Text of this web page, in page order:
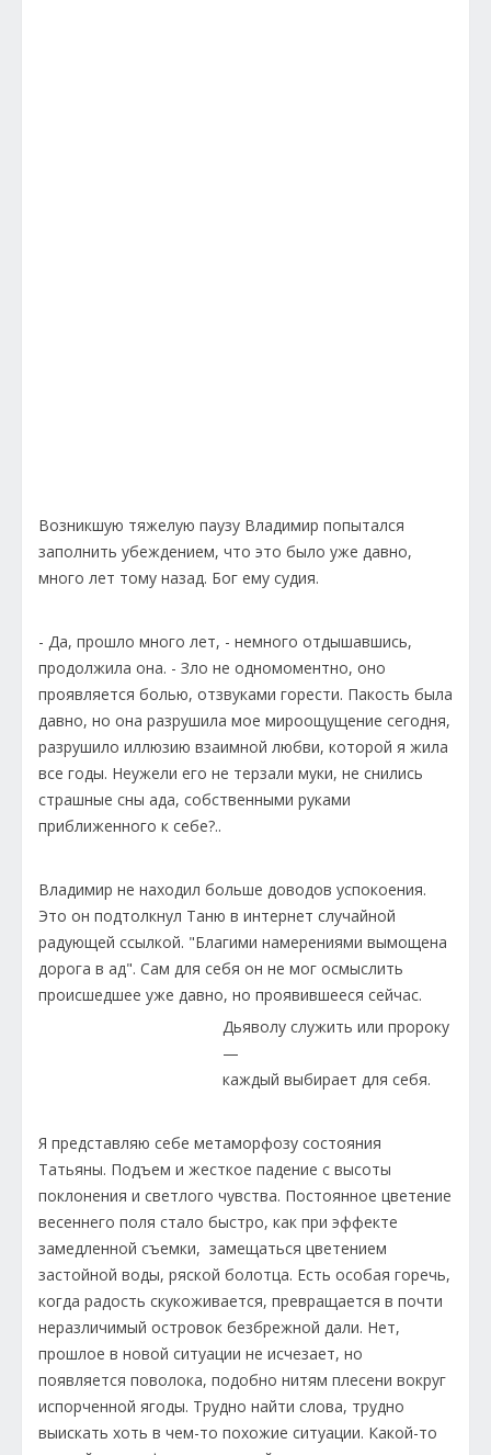
Возникшую тяжелую паузу Владимир попытался
заполнить убеждением, что это было уже давно,
много лет тому назад. Бог ему судия.
- Да, прошло много лет, - немного отдышавшись,
продолжила она. - Зло не одномоментно, оно
проявляется болью, отзвуками горести. Пакость была
давно, но она разрушила мое мироощущение сегодня,
разрушило иллюзию взаимной любви, которой я жила
все годы. Неужели его не терзали муки, не снились
страшные сны ада, собственными руками
приближенного к себе?..
Владимир не находил больше доводов успокоения.
Это он подтолкнул Таню в интернет случайной
радующей ссылкой. "Благими намерениями вымощена
дорога в ад". Сам для себя он не мог осмыслить
происшедшее уже давно, но проявившееся сейчас.
Дьяволу служить или пророку
—
каждый выбирает для себя.
Я представляю себе метаморфозу состояния
Татьяны. Подъем и жесткое падение с высоты
поклонения и светлого чувства. Постоянное цветение
весеннего поля стало быстро, как при эффекте
замедленной съемки, замещаться цветением
застойной воды, ряской болотца. Есть особая горечь,
когда радость скукоживается, превращается в почти
неразличимый островок безбрежной дали. Нет,
прошлое в новой ситуации не исчезает, но
появляется поволока, подобно нитям плесени вокруг
испорченной ягоды. Трудно найти слова, трудно
выискать хоть в чем-то похожие ситуации. Какой-то